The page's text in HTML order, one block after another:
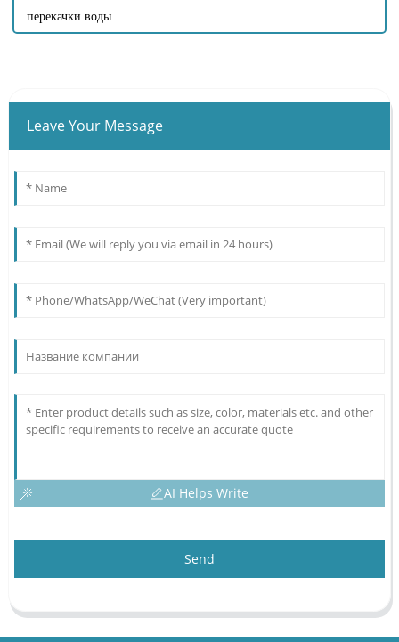
перекачки воды
Leave Your Message
AI Helps Write
Send